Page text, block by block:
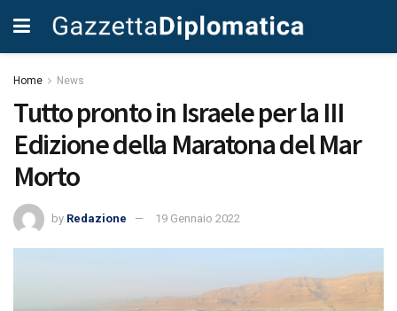
Home News
Tutto pronto in Israele per la III
Edizione della Maratona del Mar
Morto
by Redazione 19 Gennaio 2022